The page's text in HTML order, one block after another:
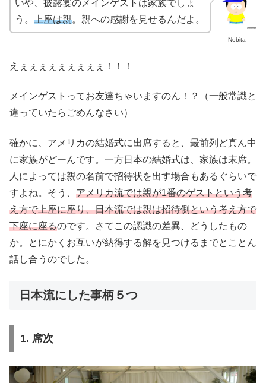
Nobita
いや、披露宴のメインゲストは家族でしょ
う。 上座は親。親への感謝を見せるんだよ。
えぇぇぇぇぇぇぇぇぇ！！！
メインゲストってお友達ちゃいますのん！？（一般常識と
違っていたらごめんなさい）
確かに、アメリカの結婚式に出席すると、最前列ど真ん中
に家族がどーんです。一方日本の結婚式は、家族は末席。
人によっては親の名前で招待状を出す場合もあるぐらいで
すよね。そう、 アメリカ流では親が1番のゲストという考
え方で上座に座り、日本流では親は招待側という考え方で
下座に座るのです。さてこの認識の差異、どうしたもの
か。とにかくお互いが納得する解を見つけるまでとことん
話し合うのでした。
日本流にした事柄５つ
1. 席次